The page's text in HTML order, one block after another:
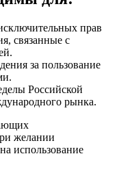
прав
связанные с
за пользование
Российской
рынка.
желании
использование